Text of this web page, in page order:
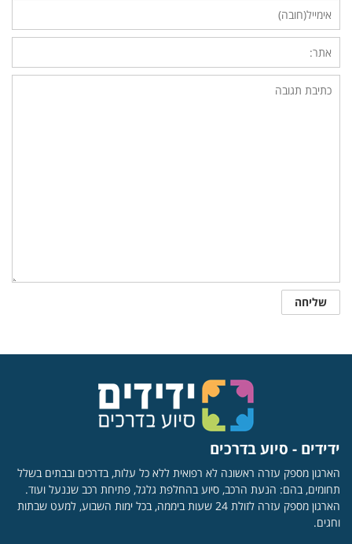
ידידים - סיוע בדרכים
הארגון מספק עזרה ראשונה לא רפואית ללא כל עלות, בדרכים ובבתים בשלל
תחומים, בהם: הנעת הרכב, סיוע בהחלפת גלגל, פתיחת רכב שננעל ועוד.
הארגון מספק עזרה לזולת 24 שעות ביממה, בכל ימות השבוע, למעט שבתות
וחגים.